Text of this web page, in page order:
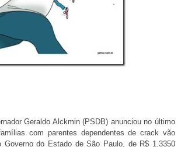
Geraldo Alckmin (PSDB) anunciou no último
com parentes dependentes de crack vão
Governo do Estado de São Paulo, de R$ 1.3350